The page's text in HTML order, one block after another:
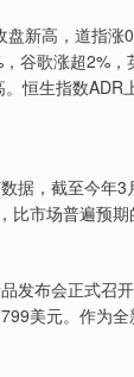
高，道指涨
谷歌涨超2%
恒生指数ADR
，截至今年3
比市场普遍预
布会正式召
美元。作为